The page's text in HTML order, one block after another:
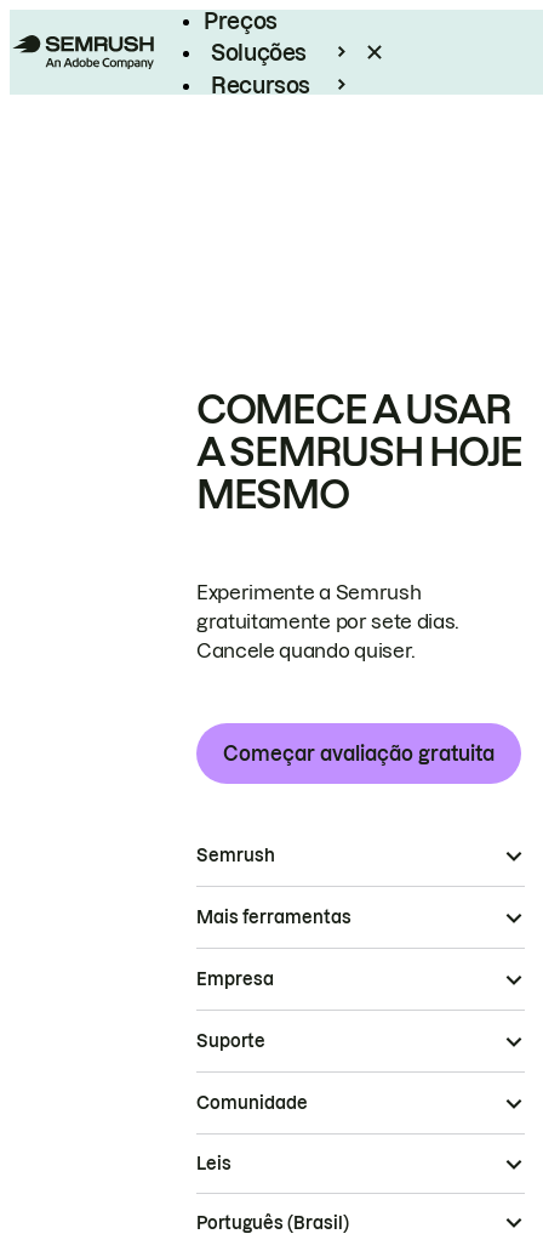
Preços
Soluções
Recursos
COMECE A USAR
A SEMRUSH HOJE
MESMO
Experimente a Semrush
gratuitamente por sete dias.
Cancele quando quiser.
Começar avaliação gratuita
Semrush
Mais ferramentas
Empresa
Suporte
Comunidade
Leis
Português (Brasil)